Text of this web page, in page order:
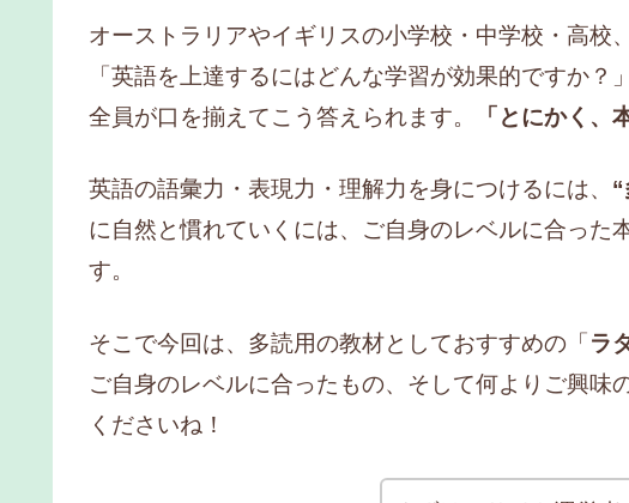
オーストラリアやイギリスの小学校・中学校・高校
「英語を上達するにはどんな学習が効果的ですか
全員が口を揃えてこう答えられます。
「とにかく、
英語の語彙力・表現力・理解力を身につけるには、
に自然と慣れていくには、ご自身のレベルに合った
す。
そこで今回は、多読用の教材としておすすめの「 ラ
ご自身のレベルに合ったもの、そして何よりご興味
くださいね！